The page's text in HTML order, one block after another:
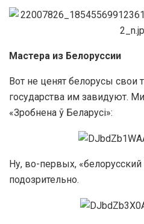
Мастера из Белоруссии
Вот не ценят белорусы свои
государства им завидуют.
«Зробнена ў Беларусі»:
Ну, во-первых,
подозрительно.